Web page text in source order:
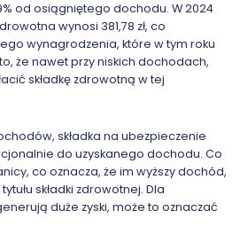
od osiągniętego dochodu. W 2024
wynosi 381,78 zł, co
wynagrodzenia, które w tym roku
że nawet przy niskich dochodach,
składkę zdrowotną w tej
składka na ubezpieczenie
do uzyskanego dochodu. Co
co oznacza, że im wyższy dochód,
składki zdrowotnej. Dla
duże zyski, może to oznaczać